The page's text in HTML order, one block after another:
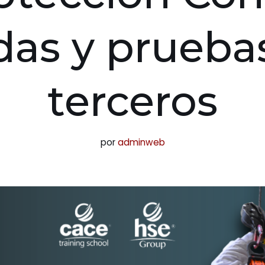
y
terceros
poradminweb